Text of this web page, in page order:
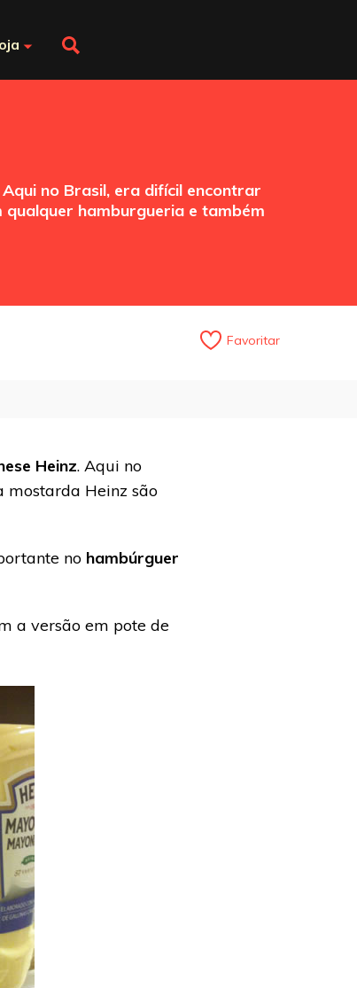
no Brasil, era difícil encontrar
hamburgueria e também
Favoritar
Heinz. Aqui no
mostarda Heinz são
no hambúrguer
a versão em pote de